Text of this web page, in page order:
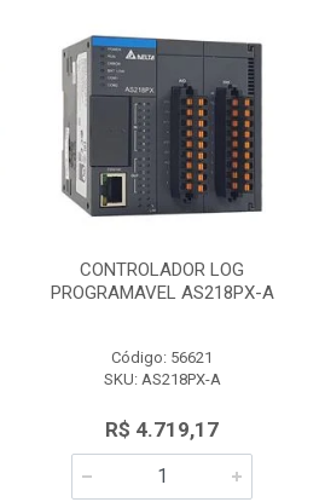
CONTROLADOR LOG
PROGRAMAVEL AS218PX-A
Código: 56621
SKU: AS218PX-A
R$ 4.719,17